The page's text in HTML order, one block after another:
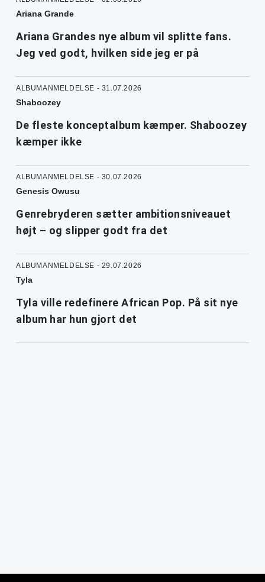
Ariana Grande
Ariana Grandes nye album vil splitte fans.
Jeg ved godt, hvilken side jeg er på
ALBUMANMELDELSE - 31.07.2026
Shaboozey
De fleste konceptalbum kæmper. Shaboozey
kæmper ikke
ALBUMANMELDELSE - 30.07.2026
Genesis Owusu
Genrebryderen sætter ambitionsniveauet
højt – og slipper godt fra det
ALBUMANMELDELSE - 29.07.2026
Tyla
Tyla ville redefinere African Pop. På sit nye
album har hun gjort det